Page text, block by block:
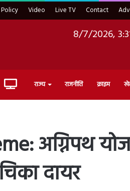
Video Live TV Contact
8/7/2026,
Live राज्य राजनीति क्राइम
अग्निपथ
दायर